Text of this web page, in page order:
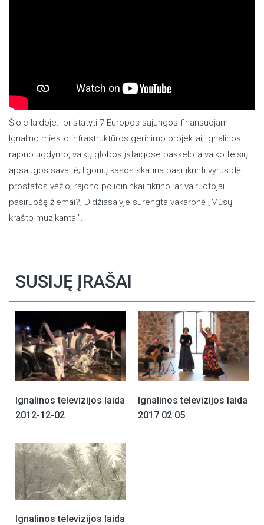
Šioje laidoje: pristatyti 7 Europos sąjungos finansuojami
Ignalino miesto infrastruktūros gerinimo projektai; Ignalinos
rajono ugdymo, vaikų globos įstaigose paskelbta vaiko teisių
apsaugos savaitė; ligonių kasos skatina pasitikrinti vyrus dėl
prostatos vėžio; rajono policininkai tikrino, ar vairuotojai
pasiruošę žiemai?; Didžiasalyje surengta vakaronė „Mūsų
krašto muzikantai”.
SUSIJĘ ĮRAŠAI
Ignalinos televizijos laida
2012-12-02
Ignalinos televizijos laida
2017 02 05
Ignalinos televizijos laida